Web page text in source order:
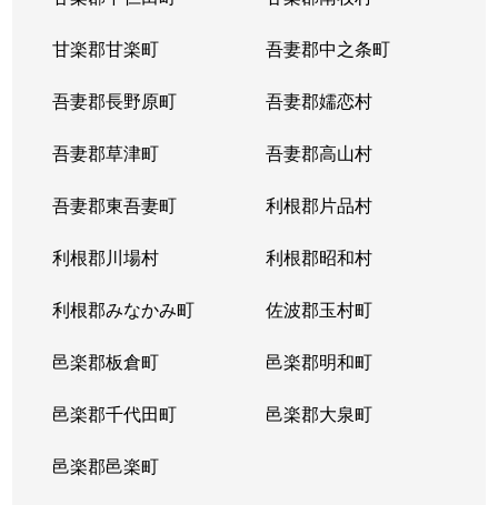
甘楽郡甘楽町 吾妻郡中之条町
吾妻郡長野原町 吾妻郡嬬恋村
吾妻郡草津町 吾妻郡高山村
吾妻郡東吾妻町 利根郡片品村
利根郡川場村 利根郡昭和村
利根郡みなかみ町 佐波郡玉村町
邑楽郡板倉町 邑楽郡明和町
邑楽郡千代田町 邑楽郡大泉町
邑楽郡邑楽町